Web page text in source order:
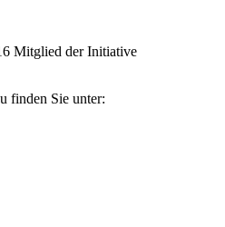
Mitglied der Initiative
finden Sie unter: